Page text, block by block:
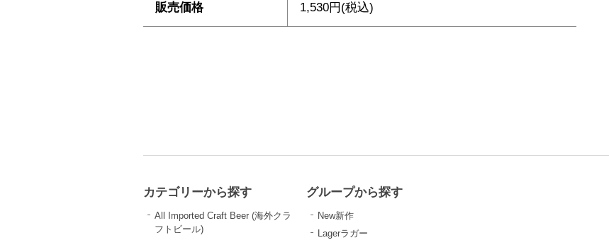
販売価格 1,530円(税込)
カテゴリーから探す
All Imported Craft Beer (海外クラ
フトビール)
グループから探す
New新作
Lagerラガー